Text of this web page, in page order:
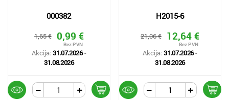
000382
1,65 € 0,99 €
Akcija:31.07.2026-
31.08.2026
H2015-6
21,06 € 12,64 €
Akcija:31.07.2026-
31.08.2026